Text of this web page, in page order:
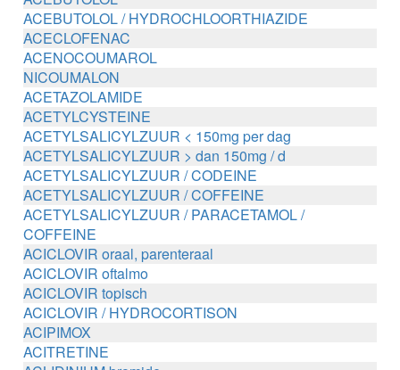
ACEBUTOLOL / HYDROCHLOORTHIAZIDE
ACECLOFENAC
ACENOCOUMAROL
NICOUMALON
ACETAZOLAMIDE
ACETYLCYSTEINE
ACETYLSALICYLZUUR < 150mg per dag
ACETYLSALICYLZUUR > dan 150mg / d
ACETYLSALICYLZUUR / CODEINE
ACETYLSALICYLZUUR / COFFEINE
ACETYLSALICYLZUUR / PARACETAMOL /
COFFEINE
ACICLOVIR oraal, parenteraal
ACICLOVIR oftalmo
ACICLOVIR topisch
ACICLOVIR / HYDROCORTISON
ACIPIMOX
ACITRETINE